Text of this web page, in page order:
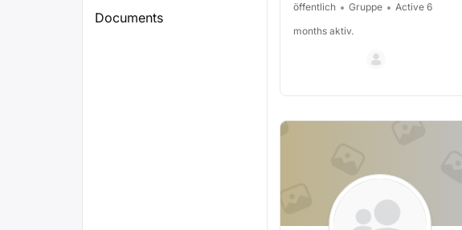
Documents
öffentlich Gruppe
Active 6
months aktiv.